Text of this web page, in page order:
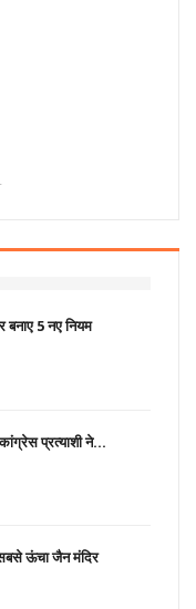
5 नए नियम
प्रत्याशी ने…
ऊंचा जैन मंदिर